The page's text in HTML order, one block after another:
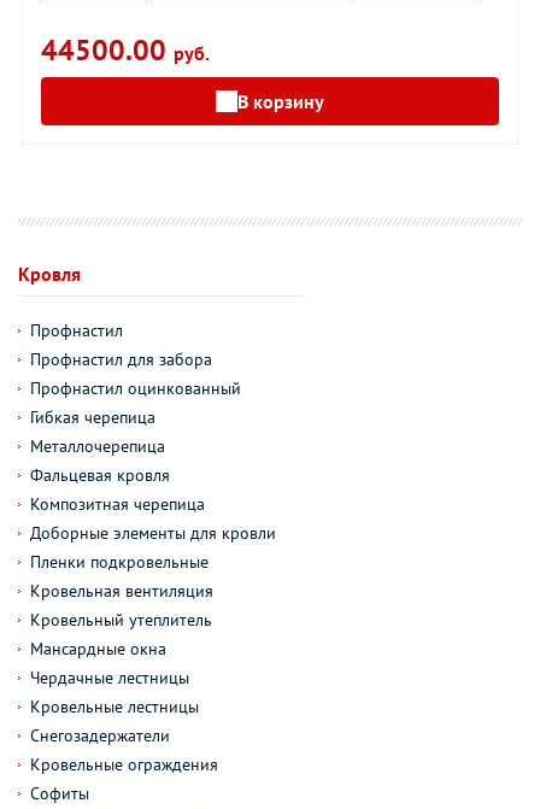
44500.00 руб.
В корзину
Кровля
Профнастил
Профнастил для забора
Профнастил оцинкованный
Гибкая черепица
Металлочерепица
Фальцевая кровля
Композитная черепица
Доборные элементы для кровли
Пленки подкровельные
Кровельная вентиляция
Кровельный утеплитель
Мансардные окна
Чердачные лестницы
Кровельные лестницы
Снегозадержатели
Кровельные ограждения
Софиты